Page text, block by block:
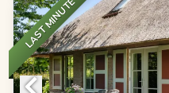
LAST MINUTE